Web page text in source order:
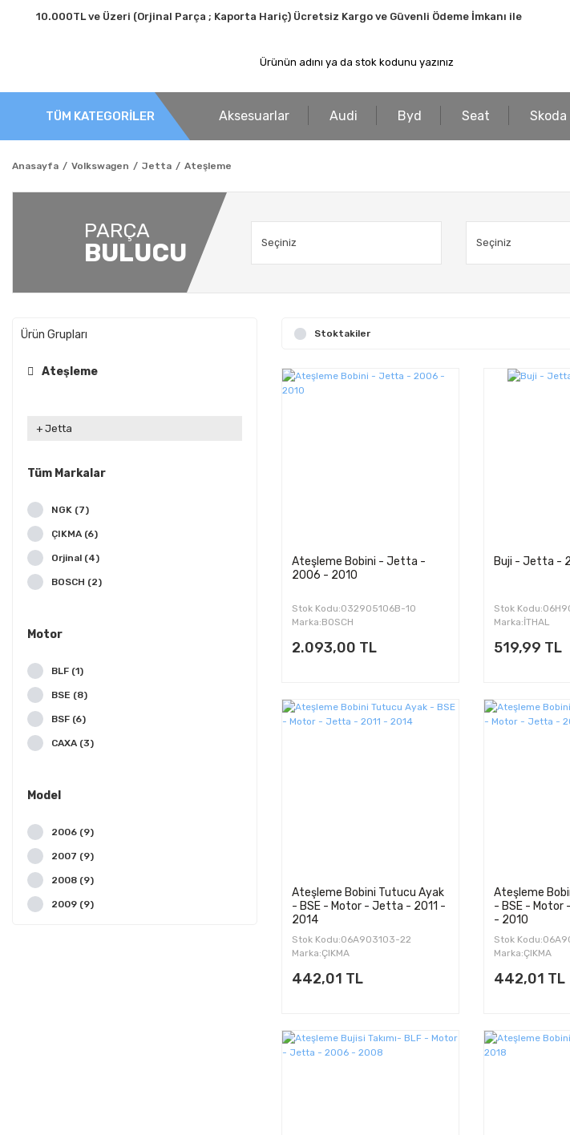
10.000TL ve Üzeri (Orjinal Parça ; Kaporta Hariç) Ücretsiz Kargo ve Güvenli Ödeme İmkanı ile
TÜM KATEGORİLER Aksesuarlar Audi Byd Seat Skoda
Anasayfa Volkswagen Jetta Ateşleme
PARÇA
BULUCU
Ürün Grupları
Ateşleme
Jetta
Tüm Markalar
NGK (7)
ÇIKMA (6)
Orjinal (4)
BOSCH (2)
Motor
BLF (1)
BSE (8)
BSF (6)
CAXA (3)
CBZB (2)
Model
2006 (9)
2007 (9)
2008 (9)
2009 (9)
Stoktakiler
Ateşleme Bobini - Jetta -
2006 - 2010
Stok Kodu:032905106B-10
Marka:BOSCH
2.093,00 TL
Buji - Jetta -
Stok
Marka:İTHAL
519,99 TL
Ateşleme Bobini Tutucu Ayak
- BSE - Motor - Jetta - 2011 -
2014
Stok Kodu:06A903103-22
Marka:ÇIKMA
442,01 TL
Ateşleme
- BSE -
- 2010
Stok
Marka:ÇIKMA
442,01 TL